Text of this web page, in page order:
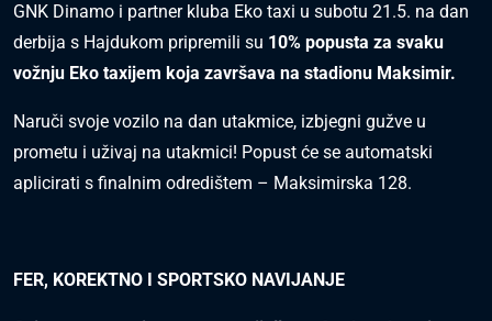
GNK Dinamo i partner kluba Eko taxi u subotu 21.5. na dan
derbija s Hajdukom pripremili su 10% popusta za svaku
vožnju Eko taxijem koja završava na stadionu Maksimir.
Naruči svoje vozilo na dan utakmice, izbjegni gužve u
prometu i uživaj na utakmici! Popust će se automatski
aplicirati s finalnim odredištem – Maksimirska 128.
FER, KOREKTNO I SPORTSKO NAVIJANJE